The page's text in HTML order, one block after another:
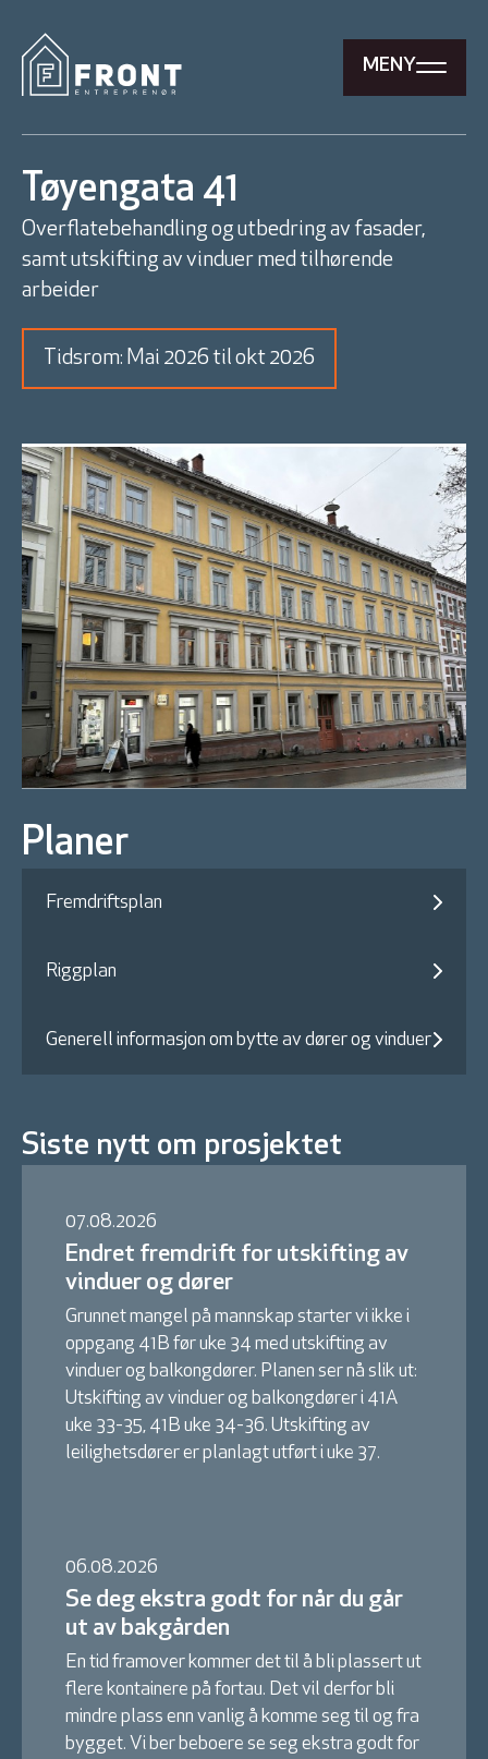
MENY
Tøyengata 41
Overflatebehandling og utbedring av fasader,
samt utskifting av vinduer med tilhørende
arbeider
Tidsrom: Mai 2026 til okt 2026
Planer
Fremdriftsplan
Riggplan
Generell informasjon om bytte av dører og vinduer
Siste nytt om prosjektet
07.08.2026
Endret fremdrift for utskifting av
vinduer og dører
Grunnet mangel på mannskap starter vi ikke i
oppgang 41B før uke 34 med utskifting av
vinduer og balkongdører. Planen ser nå slik ut:
Utskifting av vinduer og balkongdører i 41A
uke 33-35, 41B uke 34-36. Utskifting av
leilighetsdører er planlagt utført i uke 37.
06.08.2026
Se deg ekstra godt for når du går
ut av bakgården
En tid framover kommer det til å bli plassert ut
flere kontainere på fortau. Det vil derfor bli
mindre plass enn vanlig å komme seg til og fra
bygget. Vi ber beboere se seg ekstra godt for